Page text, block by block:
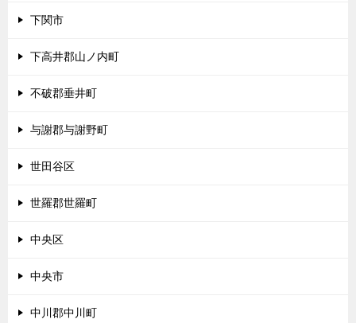
下関市
下高井郡山ノ内町
不破郡垂井町
与謝郡与謝野町
世田谷区
世羅郡世羅町
中央区
中央市
中川郡中川町